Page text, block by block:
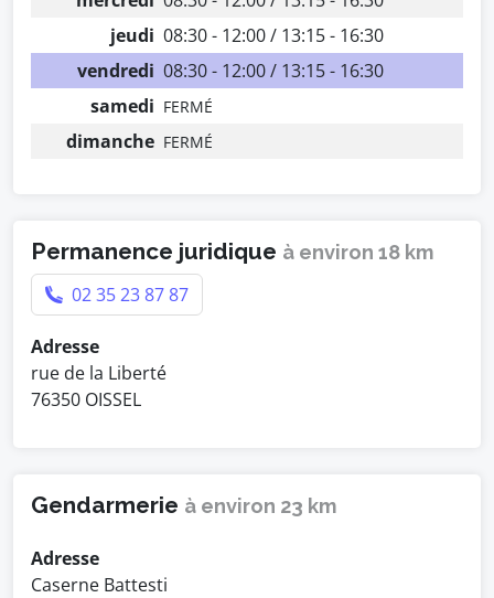
jeudi 08:30 - 12:00 / 13:15 - 16:30
vendredi 08:30 - 12:00 / 13:15 - 16:30
samedi FERMÉ
dimanche FERMÉ
Permanence juridique à environ 18 km
02 35 23 87 87
Adresse
rue de la Liberté
76350 OISSEL
Gendarmerie à environ 23 km
Adresse
Caserne Battesti